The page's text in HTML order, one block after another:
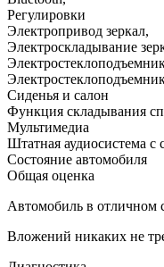
Регулировки
Электропривод зеркал,
Электроскладывание
Сиденья и салон
Функция складывания
Мультимедиа
Штатная аудиосистема с
Состояние автомобиля
Общая оценка
Автомобиль в отличном
Вложений никаких не